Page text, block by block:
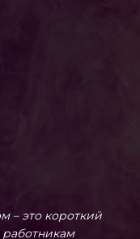
– это короткий